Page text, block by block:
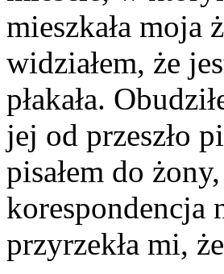
mieszkała moja
widziałem, że
płakała.
jej od przeszło
pisałem do
korespondencja
przyrzekła mi,